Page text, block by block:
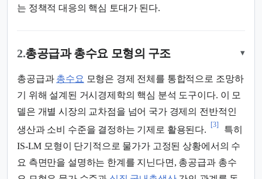
는 정책적 대응의 핵심 토대가 된다.
2.총공급과 총수요 모형의 구조 ▾
총공급과 총수요 모형은 경제 전체를 통합적으로 조망하
기 위해 설계된 거시경제학의 핵심 분석 도구이다. 이 모
델은 개별 시장의 교차점을 넘어 국가 경제의 전반적인
생산과 소비 수준을 결정하는 기제로 활용된다.
[3]
특히
IS-LM 모형이 단기적으로 물가가 고정된 상황에서의 수
요 측면만을 설명하는 한계를 지닌다면, 총공급과 총수